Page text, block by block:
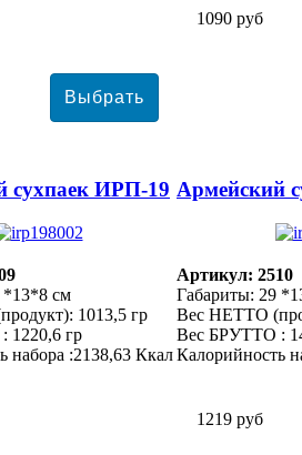
1090 руб
сухпаек ИРП-19
*13*8 см
1013,5 гр
1220,6 гр
набора :2138,63 Ккал
1219 руб
Армейский
Артикул: 2510
Габариты: 29
Вес НЕТТО
Вес БРУТТО :
Калорийность